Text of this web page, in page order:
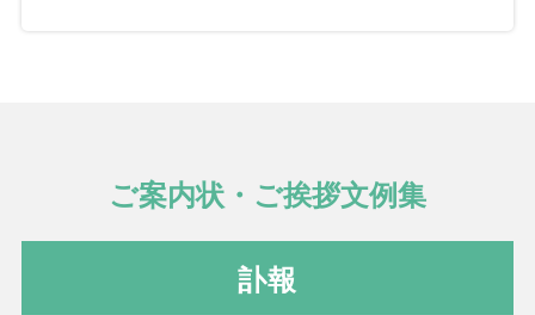
ご案内状・ご挨拶文例集
訃報